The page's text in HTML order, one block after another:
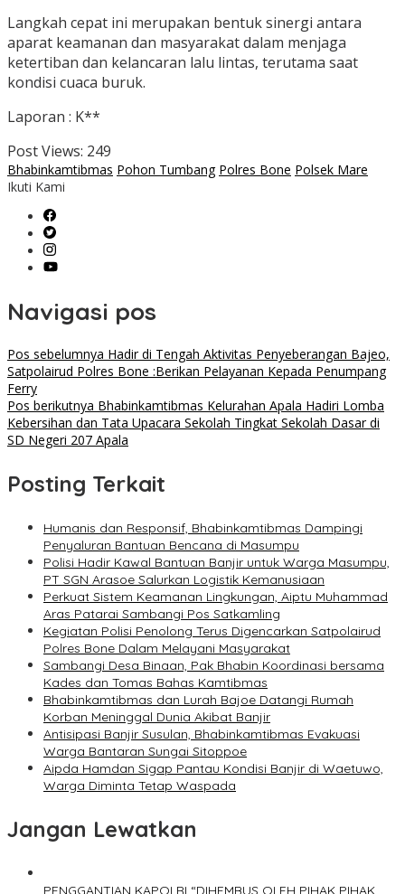
Langkah cepat ini merupakan bentuk sinergi antara
aparat keamanan dan masyarakat dalam menjaga
ketertiban dan kelancaran lalu lintas, terutama saat
kondisi cuaca buruk.
Laporan : K**
Post Views: 249
Bhabinkamtibmas Pohon Tumbang Polres Bone Polsek Mare
Ikuti Kami
Navigasi pos
Pos sebelumnya Hadir di Tengah Aktivitas Penyeberangan Bajeo,
Satpolairud Polres Bone :Berikan Pelayanan Kepada Penumpang
Ferry
Pos berikutnya Bhabinkamtibmas Kelurahan Apala Hadiri Lomba
Kebersihan dan Tata Upacara Sekolah Tingkat Sekolah Dasar di
SD Negeri 207 Apala
Posting Terkait
Humanis dan Responsif, Bhabinkamtibmas Dampingi
Penyaluran Bantuan Bencana di Masumpu
Polisi Hadir Kawal Bantuan Banjir untuk Warga Masumpu,
PT SGN Arasoe Salurkan Logistik Kemanusiaan
Perkuat Sistem Keamanan Lingkungan, Aiptu Muhammad
Aras Patarai Sambangi Pos Satkamling
Kegiatan Polisi Penolong Terus Digencarkan Satpolairud
Polres Bone Dalam Melayani Masyarakat
Sambangi Desa Binaan, Pak Bhabin Koordinasi bersama
Kades dan Tomas Bahas Kamtibmas
Bhabinkamtibmas dan Lurah Bajoe Datangi Rumah
Korban Meninggal Dunia Akibat Banjir
Antisipasi Banjir Susulan, Bhabinkamtibmas Evakuasi
Warga Bantaran Sungai Sitoppoe
Aipda Hamdan Sigap Pantau Kondisi Banjir di Waetuwo,
Warga Diminta Tetap Waspada
Jangan Lewatkan
PENGGANTIAN KAPOLRI “DIHEMBUS OLEH PIHAK PIHAK